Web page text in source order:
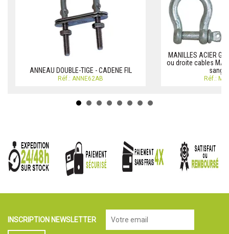
ANNEAU DOUBLE-TIGE - CADENE FIL
Réf.: ANNE62AB
MANILLES ACIER
ou droite cables
Réf.:
INSCRIPTION NEWSLETTER